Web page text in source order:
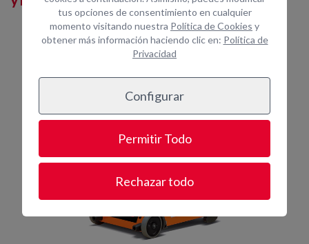
tus opciones de consentimiento en cualquier
momento visitando nuestra Política de Cookies y
obtener más información haciendo clic en: Política de
Privacidad
Configurar
Permitir Todo
Rechazar todo